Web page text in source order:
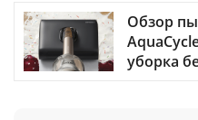
Обзор
уборка